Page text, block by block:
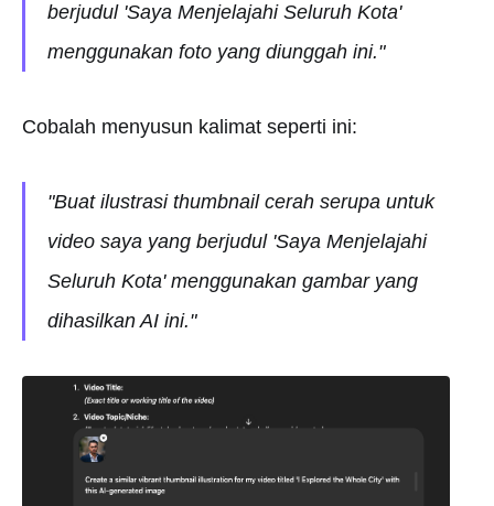
berjudul 'Saya Menjelajahi Seluruh Kota'
menggunakan foto yang diunggah ini."
Cobalah menyusun kalimat seperti ini:
"Buat ilustrasi thumbnail cerah serupa untuk
video saya yang berjudul 'Saya Menjelajahi
Seluruh Kota' menggunakan gambar yang
dihasilkan AI ini."